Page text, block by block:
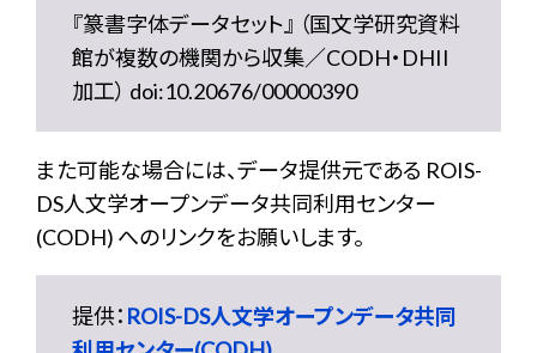
『篆書字体データセット』 （国文学研究資料
館が複数の機関から収集／CODH・DHII
加工） doi:10.20676/00000390
また可能な場合には、データ提供元である ROIS-
DS人文学オープンデータ共同利用センター
(CODH) へのリンクをお願いします。
提供： ROIS-DS人文学オープンデータ共同